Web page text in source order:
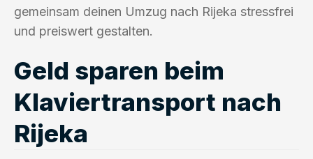
gemeinsam deinen Umzug nach Rijeka stressfrei
und preiswert gestalten.
Geld sparen beim
Klaviertransport nach
Rijeka